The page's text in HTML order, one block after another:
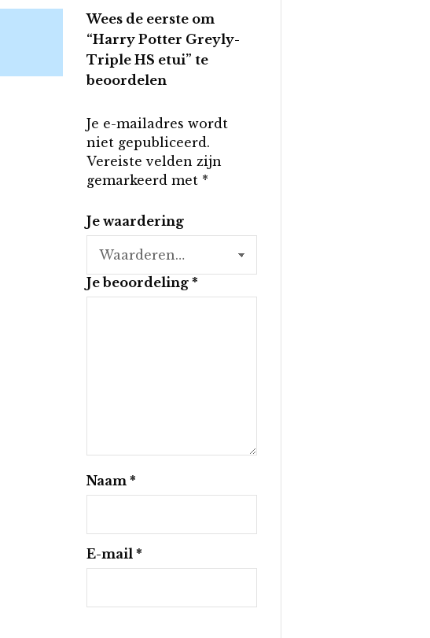
Wees de eerste om
“Harry Potter Greyly-
Triple HS etui” te
beoordelen
Je e-mailadres wordt
niet gepubliceerd.
Vereiste velden zijn
gemarkeerd met *
Je waardering
Je beoordeling *
Naam *
E-mail *